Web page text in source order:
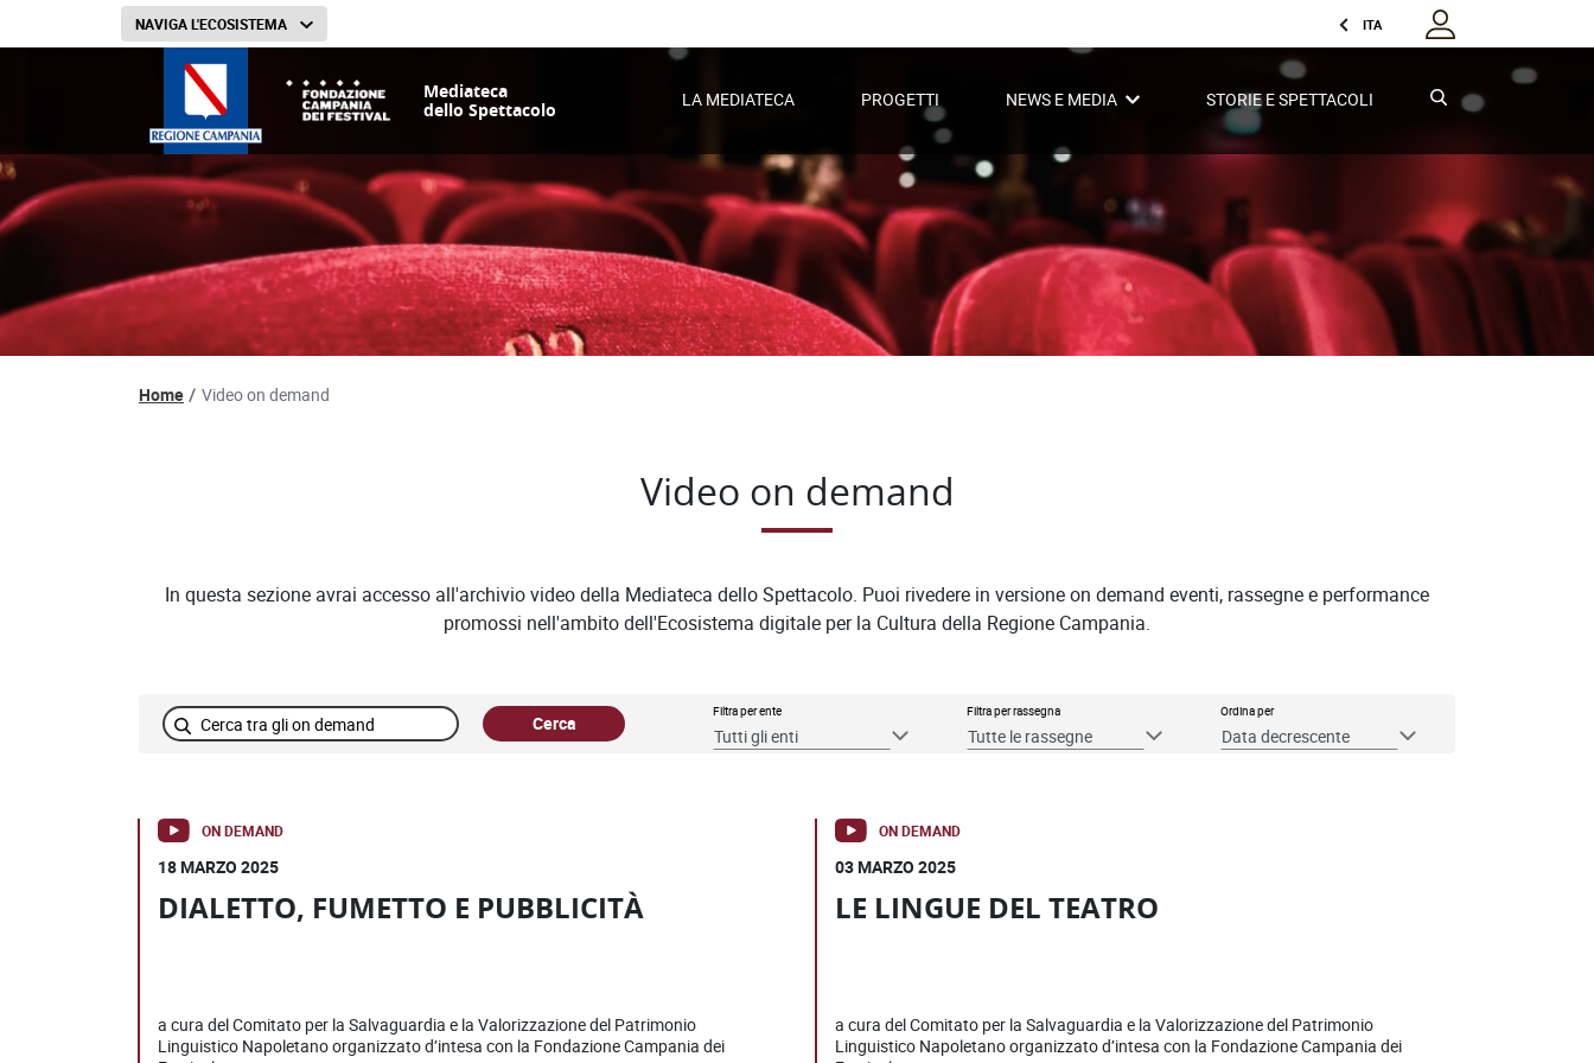
NAVIGA L'ECOSISTEMA ITA
Mediateca
dello Spettacolo
LA MEDIATECA PROGETTI NEWS E MEDIA STORIE E SPETTACOLI
Percorso di navigazione
Home Video on demand
Video on demand
In questa sezione avrai accesso all'archivio video della Mediateca dello Spettacolo. Puoi rivedere in versione on demand eventi, rassegne e performance
promossi nell'ambito dell'Ecosistema digitale per la Cultura della Regione Campania.
Campo di ricerca Cerca
Filtra per ente
Tutti gli enti
Filtra per rassegna
Tutte le rassegne
Ordina per
Data decrescente
Elenco video on demand
ON DEMAND
18 MARZO 2025
DIALETTO, FUMETTO E PUBBLICITÀ
a cura del Comitato per la Salvaguardia e la Valorizzazione del Patrimonio
Linguistico Napoletano organizzato d’intesa con la Fondazione Campania dei
ON DEMAND
03 MARZO 2025
LE LINGUE DEL TEATRO
a cura del Comitato per la Salvaguardia e la Valorizzazione del Patrimonio
Linguistico Napoletano organizzato d’intesa con la Fondazione Campania dei